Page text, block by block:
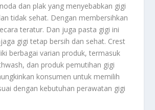
dan plak yang menyebabkan gigi
tidak sehat. Dengan membersihkan
teratur. Dan juga pasta gigi ini
gigi tetap bersih dan sehat. Crest
berbagai varian produk, termasuk
dan produk pemutihan gigi
konsumen untuk memilih
dengan kebutuhan perawatan gigi